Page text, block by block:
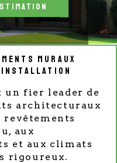
muraux
fier leader de
architecturaux
aux
et aux climats
rigoureux.